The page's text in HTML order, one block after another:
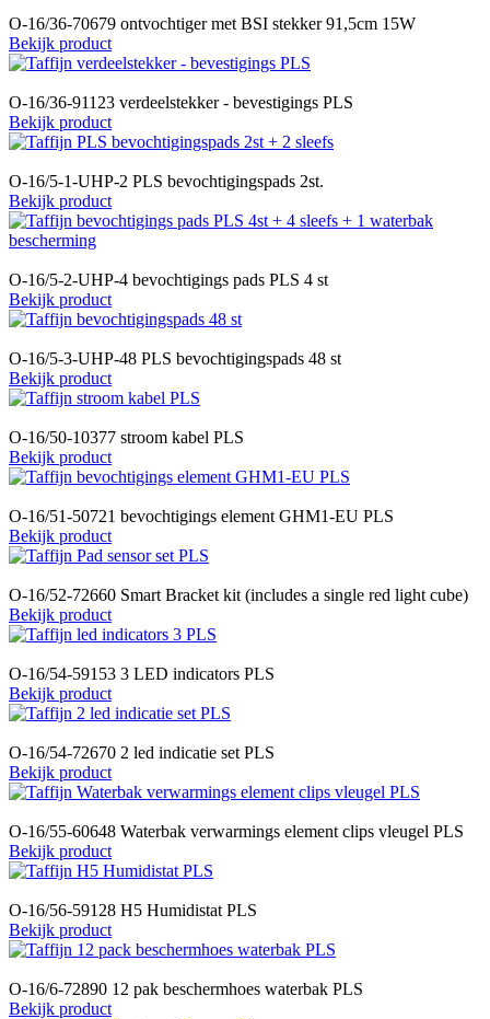
O-16/36-70679 ontvochtiger met BSI stekker 91,5cm 15W
Bekijk product
O-16/36-91123 verdeelstekker - bevestigings PLS
Bekijk product
O-16/5-1-UHP-2 PLS bevochtigingspads 2st.
Bekijk product
O-16/5-2-UHP-4 bevochtigings pads PLS 4 st
Bekijk product
O-16/5-3-UHP-48 PLS bevochtigingspads 48 st
Bekijk product
O-16/50-10377 stroom kabel PLS
Bekijk product
O-16/51-50721 bevochtigings element GHM1-EU PLS
Bekijk product
O-16/52-72660 Smart Bracket kit (includes a single red light cube)
Bekijk product
O-16/54-59153 3 LED indicators PLS
Bekijk product
O-16/54-72670 2 led indicatie set PLS
Bekijk product
O-16/55-60648 Waterbak verwarmings element clips vleugel PLS
Bekijk product
O-16/56-59128 H5 Humidistat PLS
Bekijk product
O-16/6-72890 12 pak beschermhoes waterbak PLS
Bekijk product